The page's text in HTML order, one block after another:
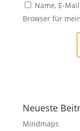
Name, E-
Browser für
Neueste
Mindmaps